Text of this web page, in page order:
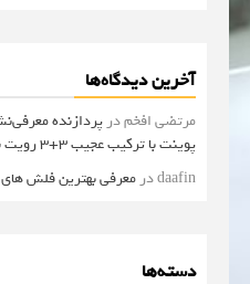
آخرین دیدگاه‌ها
مرتضی افخمدر
پوینت با ترکیب عجیب 3+3 رویت شد
daafinدر معرفی بهترین فلش های 64 گیگابایت با سرعت بالا
دسته‌ها